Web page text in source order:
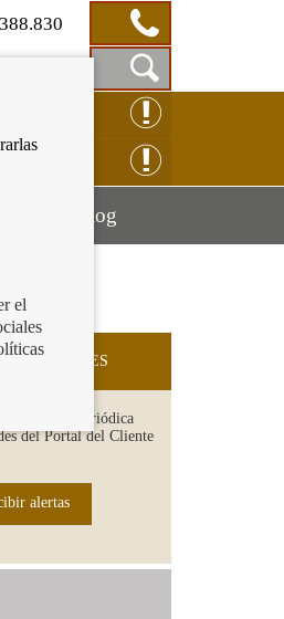
Mostrar
Caja
de
Búsqueda
BlogMostrar
A NOVEDADES
de forma periódica
del Portal del Cliente
alertas
el